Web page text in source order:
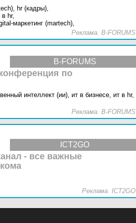
hr (кадры),
в hr,
маркетинг (martech),
Реклама. B-FORUMS
B-FORUMS
по
интеллект (ии), ит в бизнесе, ит в hr,
Реклама. B-FORUMS
ICT2GO
- все важные
Реклама. ICT2GO